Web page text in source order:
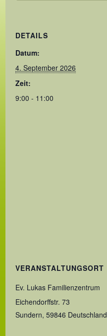
DETAILS
Datum:
4. September 2026
Zeit:
9:00 - 11:00
VERANSTALTUNGSORT
Ev. Lukas Familienzentrum
Eichendorffstr. 73
Sundern, 59846 Deutschland